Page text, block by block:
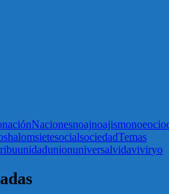
naciónNacionesnoajnoajismonoeocio
shalomsietesocialsociedadTemas
unidadunionuniversalvidaviviryo